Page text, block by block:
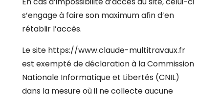
s’engage à faire son maximum afin d’en
rétablir l’accès.
Le site https://www.claude-multitravaux.fr
est exempté de déclaration à la Commission
Nationale Informatique et Libertés (CNIL)
dans la mesure où il ne collecte aucune